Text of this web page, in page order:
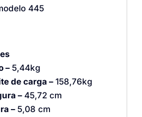
445
– 5,44kg
de carga – 158,76kg
– 45,72 cm
– 5,08 cm